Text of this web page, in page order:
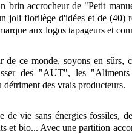
brin accrocheur de "Petit
joli florilège d'idées et de (40)
aux logos tapageurs et
de ce monde, soyons en sûrs,
des "AUT", les
des vrais producteurs.
vie sans énergies fossiles,
et bio... Avec une partition